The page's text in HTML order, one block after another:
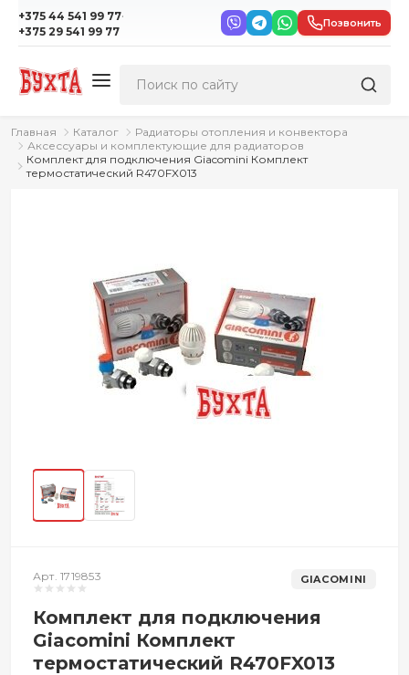
+375 44 541 99 77·
+375 29 541 99 77
Позвонить
Главная Каталог
Радиаторы отопления и конвектора
Аксессуары и комплектующие для радиаторов
Комплект для подключения Giacomini Комплект
термостатический R470FX013
Арт. 1719853 GIACOMINI
Комплект для подключения
Giacomini Комплект
термостатический R470FX013